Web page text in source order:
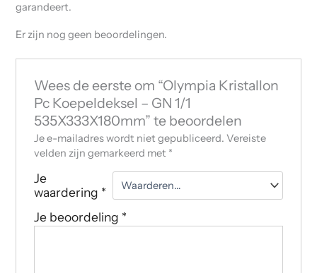
garandeert.
Er zijn nog geen beoordelingen.
Wees de eerste om “Olympia Kristallon
Pc Koepeldeksel – GN 1/1
535X333X180mm” te beoordelen
Je e-mailadres wordt niet gepubliceerd. Vereiste
velden zijn gemarkeerd met *
Je
waardering *
Je beoordeling *